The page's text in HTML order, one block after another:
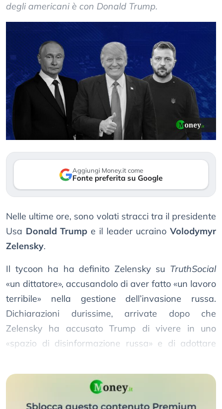
degli americani è con Donald Trump.
Aggiungi Money.it come
Fonte preferita su Google
Nelle ultime ore, sono volati stracci tra il presidente
Usa Donald Trump e il leader ucrainoVolodymyr
Zelensky.
Il tycoon ha ha definito Zelensky su TruthSocial
«un dittatore», accusandolo di aver fatto «un lavoro
terribile» nella gestione dell’invasione russa.
Dichiarazioni durissime, arrivate dopo che
Zelensky ha accusato Trump di vivere in uno
«spazio di disinformazione russa» e di adottare